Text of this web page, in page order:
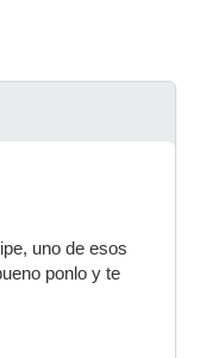
uno de esos
ponlo y te